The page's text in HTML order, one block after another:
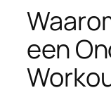
een